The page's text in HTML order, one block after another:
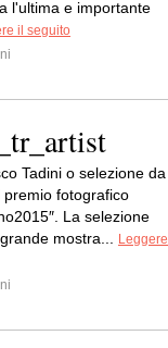
l'ultima e importante
il seguito
Tadini o selezione da
fotografico
La selezione
mostra...
Leggere